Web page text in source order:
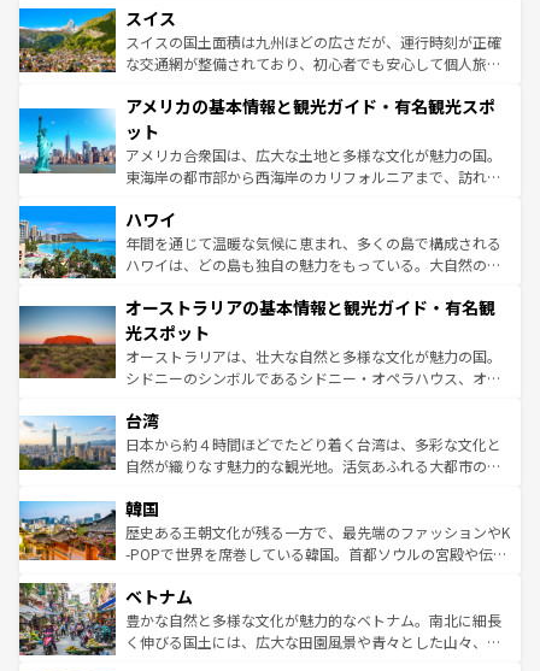
を参照してほしい。
は、お酒好きな人にはぜひ体験してほしい。 なお、新着の
ドイツ情報はコンテンツ一覧を参照してほしい。
リアごとに異なる魅力がある。また、優雅なアフタヌーン
ティー、ビール好きにはたまらない英国パブ、サッカー観
戦など、本場だからこそできる体験も豊富。イギリスを旅
ンツ一覧を参照してほしい。
スイス
スイスの国土面積は九州ほどの広さだが、運行時刻が正確
な交通網が整備されており、初心者でも安心して個人旅行
の建物がそのまま残る町や、スイスならではのユニークな
博物館もあり、アルプス観光だけでなく町歩きも満喫する
ことができる。国民の所得が高いため物価も高いが、旅行
者向けの交通パス提供のサービスもあり、うまく活用すれ
着のスイス情報は
アメリカの基本情報と観光ガイド・有名観光スポ
ット
アメリカ合衆国は、広大な土地と多様な文化が魅力の国。
東海岸の都市部から西海岸のカリフォルニアまで、訪れる
のような巨大都市は、観光、ショッピング、エンターテイ
ンメントが詰まった刺激的なスポットだ。一方、アメリカ
西部には大自然が広がり、グランドキャニオンやイエロー
部のニューオーリンズでは、音楽と美食が融合した独特の
文化が魅力。旅行者はアメリカの各地域で異なる魅力を楽
しみながら、その多様性と豊かな歴史を感じることができ
るだろう。車でのロードトリップや列車の旅も、アメリカ
情報は
ハワイ
年間を通じて温暖な気候に恵まれ、多くの島で構成される
ハワイは、どの島も独自の魅力をもっている。大自然の神
ワイ島は見逃せない。また、定番の観光地といえばオアフ
島だが、静かな自然を求めるならマウイ島やカウアイ島が
おすすめ。エメラルドグリーンに輝く海をはじめ、豊かな
文化や歴史が息づいている。「アロハスピリット」と呼ば
人々、おいしいローカルフードやハワイアンミュージッ
ク、伝統的なフラダンスなど、すべてがハワイの魅力を彩
っている。訪れるたびに新しい発見と感動が待っているハ
はコンテンツ一覧
オーストラリアの基本情報と観光ガイド・有名観
光スポット
オーストラリアは、壮大な自然と多様な文化が魅力の国。
シドニーのシンボルであるシドニー・オペラハウス、オー
リアリーフや大陸中央部にそびえるウルル（エアーズロッ
ク）、タスマニアの美しい原生林やケアンズの熱帯雨林な
ど、見どころがたくさん。また、カフェやワイン、オージ
いる。アクティビティも充実しており、サーフィンやダイ
ビング、ハイキングなど、アウトドア好きにはたまらな
い。オーストラリアの多彩な魅力を存分に味わいつくそ
参照してほしい。
台湾
日本から約４時間ほどでたどり着く台湾は、多彩な文化と
自然が織りなす魅力的な観光地。活気あふれる大都市の台
ン）、静ひつな山岳地帯である台湾東部など、都市の喧騒
と山間の静けさが共存しており、訪れる人に新しい発見と
驚きをもたらしてくれる。また、奥深い台湾の食文化も魅
容にもいいと評判のスイーツなど、バラエティ豊かな料理
が味わえる。 なお、新着の台湾情報は コンテンツ一覧を参
照してほしい。
韓国
歴史ある王朝文化が残る一方で、最先端のファッションやK
-POPで世界を席巻している韓国。首都ソウルの宮殿や伝統
き、地方に足を延ばせば四季折々の自然美を楽しむことが
できる。そして、キムチや焼肉、絶品のストリートフード
まで、さまざまな韓国料理が待っている。夜には、韓国な
ベトナム
豊かな自然と多様な文化が魅力的なベトナム。南北に細長
く伸びる国土には、広大な田園風景や青々とした山々、世